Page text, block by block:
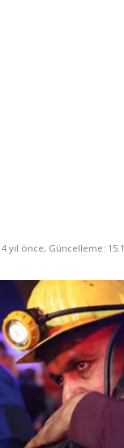
4 yıl önce, Güncelleme: